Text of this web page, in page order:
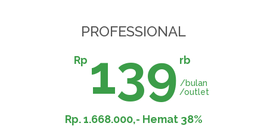
PROFESSIONAL
Rp 139 rb
/bulan
/outlet
Rp. 1.668.000,- Hemat 38%